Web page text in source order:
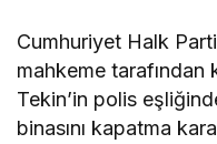
Cumhuriyet Halk
mahkeme tarafından
Tekin’in polis
binasını kapatma